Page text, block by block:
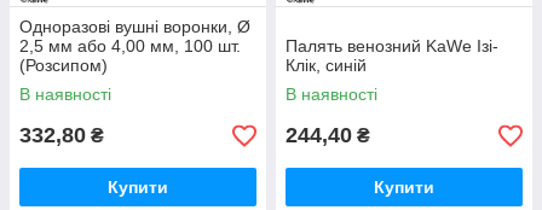
Одноразові вушні воронки, Ø
2,5 мм або 4,00 мм, 100 шт.
(Розсипом)
В наявності
332,80 ₴
Купити
Палять венозний KaWe Ізі-
Клік, синій
В наявності
244,40 ₴
Купити